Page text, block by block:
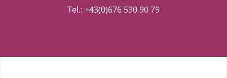
Tel.: +43(0)676 530 90 79